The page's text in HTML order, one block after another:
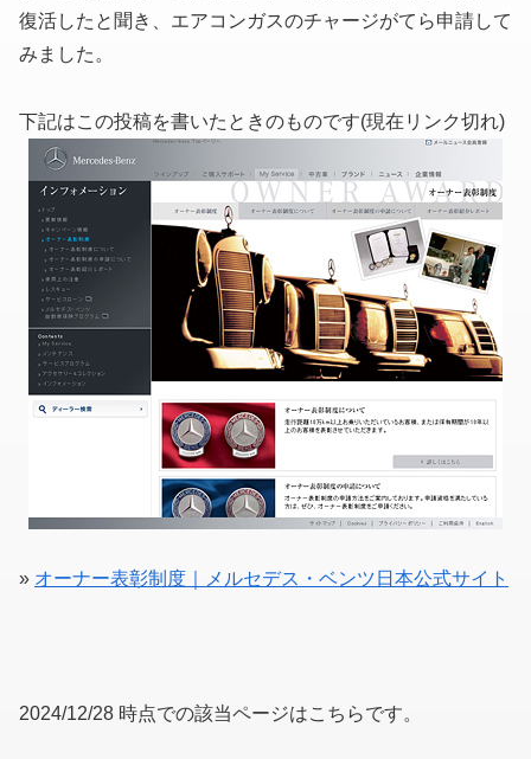
復活したと聞き、エアコンガスのチャージがてら申請して
みました。
下記はこの投稿を書いたときのものです(現在リンク切れ)
» オーナー表彰制度｜メルセデス・ベンツ日本公式サイト
2024/12/28 時点での該当ページはこちらです。